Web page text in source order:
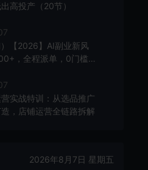
高投产（20节）
）【2026】AI副业新风
，全程派单，0门槛直
实战特训：从选品推广
，店铺运营全链路拆解
2026年8月7日 星期五